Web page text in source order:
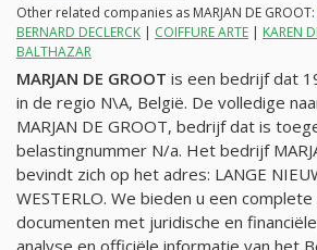
Other related companies as MARJAN DE GROOT:
BERNARD DECLERCK | COIFFURE ARTE | KAREN
BALTHAZAR
MARJAN DE GROOT is een bedrijf dat
in de regio N\A, België. De volledige
MARJAN DE GROOT, bedrijf dat is
belastingnummer N/a. Het bedrijf
bevindt zich op het adres: LANGE
WESTERLO. We bieden u een
documenten met juridische en
analyse en officiële informatie van het